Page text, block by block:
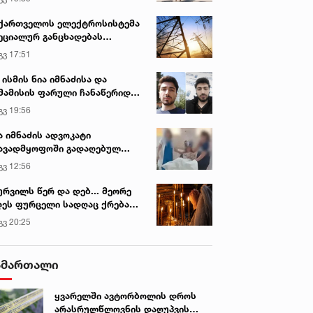
ელექტროსისტემა
განცხადებას
17:51
ნია იმნაძისა და
ფარული ჩანაწერიდან
ავალიანის მკვლელობის
19:56
იმნაძის ადვოკატი
გადაღებულ
ავრცელებს
12:56
წერ და დებ... მეორე
ფურცელი სადღაც ქრება
სურვილი სრულდება...“ -
ტაძარი შიდა
20:25
ყვარელში ავტორბოლის დროს
არასრულწლოვნის დაღუპვის